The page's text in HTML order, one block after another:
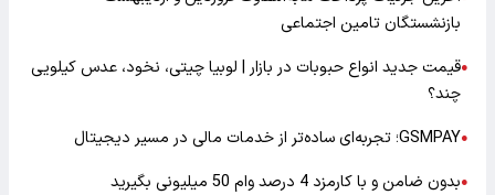
بازنشستگان تامین اجتماعی
●قیمت جدید انواع حبوبات در بازار | لوبیا چیتی، نخود، عدس کیلویی
چند؟
●GSMPAY؛ تجربه‌ای ساده‌تر از خدمات مالی در مسیر دیجیتال
●بدون ضامن و با کارمزد 4 درصد وام 50 میلیونی بگیرید